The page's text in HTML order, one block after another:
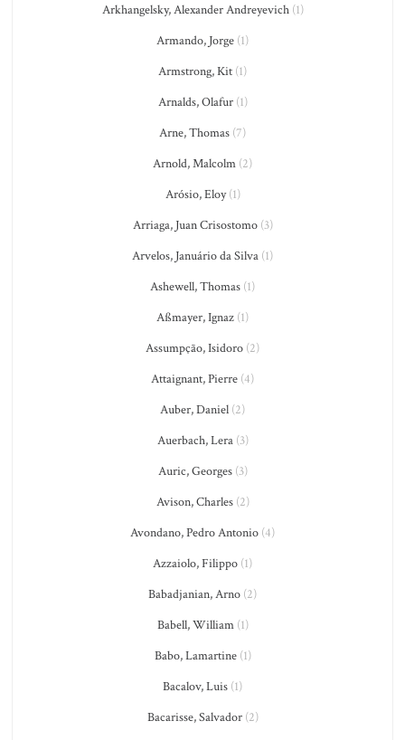
Arkhangelsky, Alexander Andreyevich(1)
Armando, Jorge (1)
Armstrong, Kit (1)
Arnalds, Olafur(1)
Arne, Thomas (7)
Arnold, Malcolm (2)
Arósio, Eloy(1)
Arriaga, Juan Crisostomo(3)
Arvelos, Januário da Silva (1)
Ashewell, Thomas (1)
Aßmayer, Ignaz (1)
Assumpção, Isidoro (2)
Attaignant, Pierre (4)
Auber, Daniel (2)
Auerbach, Lera(3)
Auric, Georges(3)
Avison, Charles(2)
Avondano, Pedro Antonio (4)
Azzaiolo, Filippo (1)
Babadjanian, Arno (2)
Babell, William(1)
Babo, Lamartine(1)
Bacalov, Luis (1)
Bacarisse, Salvador(2)